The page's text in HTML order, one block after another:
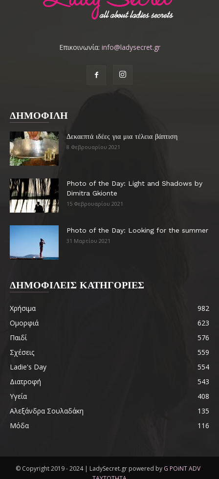
Επικοινωνία: info@ladysecret.gr
ΔΗΜΟΦΙΛΗ
Δεκαεπτά ιδέες για μια τέλεια βάπτιση
8 Φεβρουαρίου 2021
Photo of the Day: Light and Shadows by
Dimitra Gkionte
15 Φεβρουαρίου 2021
Photo of the Day: Looking for the summer
31 Μαρτίου 2021
ΔΗΜΟΦΙΛΕΙΣ ΚΑΤΗΓΟΡΙΕΣ
Χρήσιμα
982
Ομορφιά
623
Παιδί
576
Σχέσεις
559
Ladie's Day
554
Διατροφή
543
Υγεία
408
Αλεξάνδρα Σουλαδάκη
135
Μόδα
116
© Copyright 2019 - 2024 | LadySecret.gr powered by G POiNT ADV